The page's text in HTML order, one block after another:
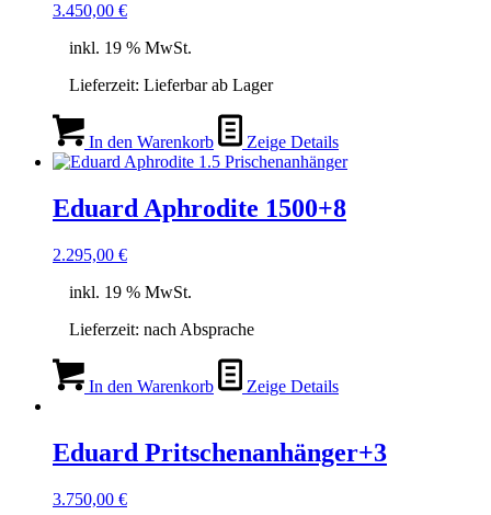
3.450,00 €
inkl. 19 % MwSt.
Lieferzeit: Lieferbar ab Lager
In den Warenkorb Zeige Details
Eduard Aphrodite 1500+8
2.295,00 €
inkl. 19 % MwSt.
Lieferzeit: nach Absprache
In den Warenkorb Zeige Details
Eduard Pritschenanhänger+3
3.750,00 €